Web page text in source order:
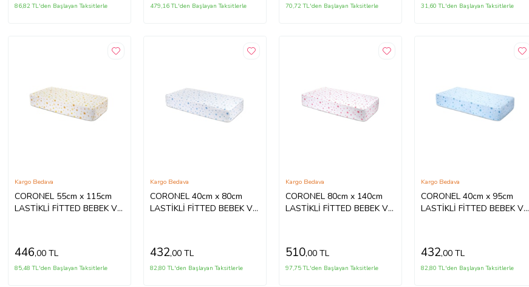
86,82 TL'den Başlayan Taksitlerle 479,16 TL'den Başlayan Taksitlerle 70,72 TL'den Başlayan Taksitlerle 31,60 TL'den Başlayan Taksitlerle
CORONEL 55cm x 115cm
LASTİKLİ FİTTED BEBEK VE
Kargo Bedava
446,00 TL
85,48 TL'den Başlayan Taksitlerle
CORONEL 40cm x 80cm
LASTİKLİ FİTTED BEBEK VE
Kargo Bedava
432,00 TL
82,80 TL'den Başlayan Taksitlerle
CORONEL 80cm x 140cm
LASTİKLİ FİTTED BEBEK VE
Kargo Bedava
510,00 TL
97,75 TL'den Başlayan Taksitlerle
CORONEL 40cm x 95cm
LASTİKLİ FİTTED BEBEK VE
Kargo Bedava
432,00 TL
82,80 TL'den Başlayan Taksitlerle